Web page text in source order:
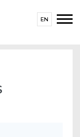
EN